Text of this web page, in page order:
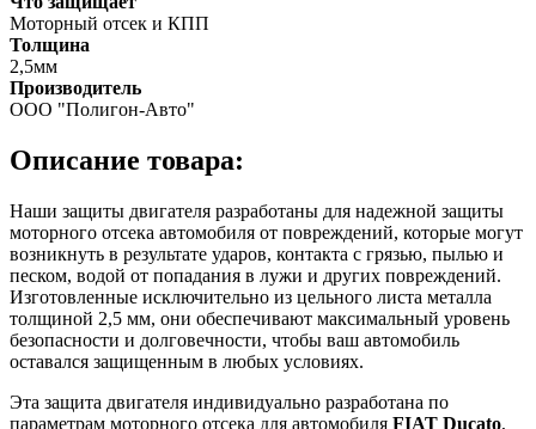
Моторный отсек и КПП
Толщина
2,5мм
Производитель
ООО "Полигон-Авто"
Описание товара:
Наши защиты двигателя разработаны для надежной защиты
моторного отсека автомобиля от повреждений, которые могут
возникнуть в результате ударов, контакта с грязью, пылью и
песком, водой от попадания в лужи и других повреждений.
Изготовленные исключительно из цельного листа металла
толщиной 2,5 мм, они обеспечивают максимальный уровень
безопасности и долговечности, чтобы ваш автомобиль
оставался защищенным в любых условиях.
Эта защита двигателя индивидуально разработана по
параметрам моторного отсека для автомобиля FIAT Ducato,